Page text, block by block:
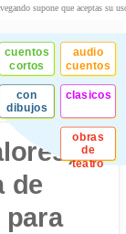
cuentos
cortos
audio
cuentos
con
dibujos
clasicos
obras
de
teatro
de
supone que aceptas su